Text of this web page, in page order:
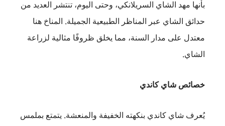
بأنها مهد الشاي السريلانكي، وحتى اليوم، تنتشر العديد من
حدائق الشاي عبر المناظر الطبيعية الجميلة. المناخ هنا
معتدل على مدار السنة، مما يخلق ظروفًا مثالية لزراعة
الشاي.
خصائص شاي كاندي
يُعرف شاي كاندي بنكهته الخفيفة والمنعشة. يتمتع بملمس